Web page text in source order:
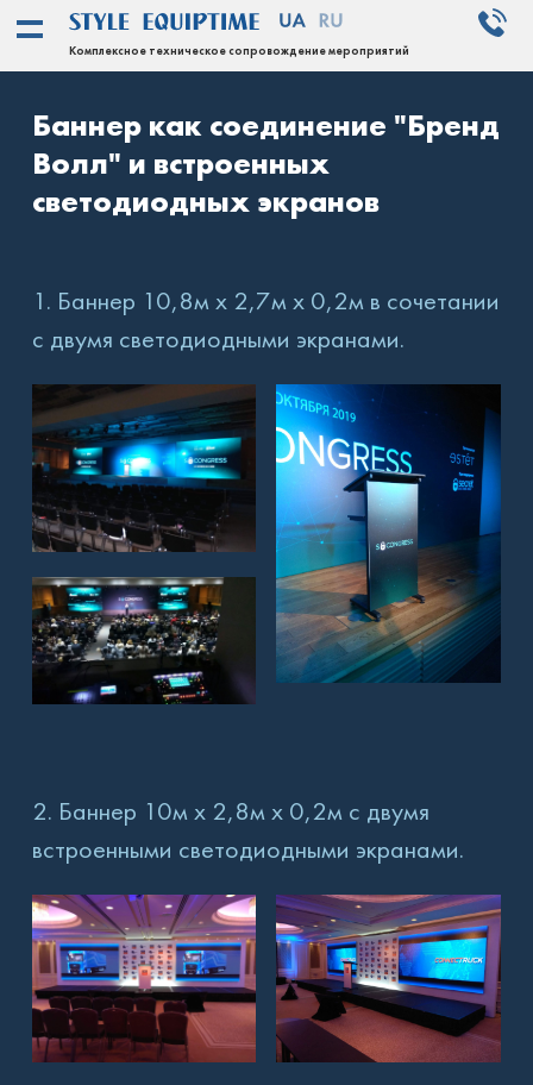
Комплексное техническое сопровождение мероприятий
Баннер как соединение "Бренд
Волл" и встроенных
светодиодных экранов
1. Баннер 10,8м х 2,7м х 0,2м в сочетании
с двумя светодиодными экранами.
2. Баннер 10м х 2,8м х 0,2м с двумя
встроенными светодиодными экранами.